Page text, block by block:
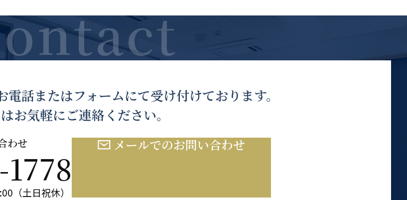
電話またはフォームにて受け付けております。
お気軽にご連絡ください。
わせ
（土日祝休）
メールでのお問い合わせ